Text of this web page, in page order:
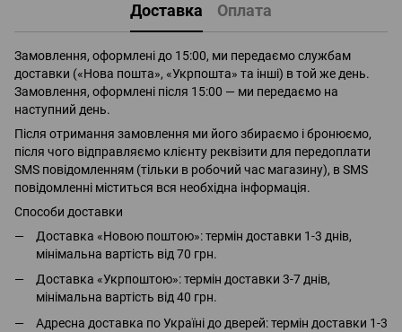
Доставка Оплата
Замовлення, оформлені до 15:00, ми передаємо службам
доставки («Нова пошта», «Укрпошта» та інші) в той же день.
Замовлення, оформлені після 15:00 — ми передаємо на
наступний день.
Після отримання замовлення ми його збираємо і бронюємо,
після чого відправляємо клієнту реквізити для передоплати
SMS повідомленням (тільки в робочий час магазину), в SMS
повідомленні міститься вся необхідна інформація.
Способи доставки
Доставка «Новою поштою»: термін доставки 1-3 днів,
мінімальна вартість від 70 грн.
Доставка «Укрпоштою»: термін доставки 3-7 днів,
мінімальна вартість від 40 грн.
Адресна доставка по Україні до дверей: термін доставки 1-3